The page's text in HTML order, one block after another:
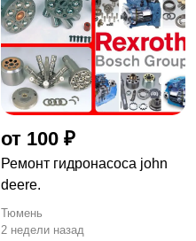
от 100 ₽
Ремонт гидронасоса john
deere.
Тюмень
2 недели назад